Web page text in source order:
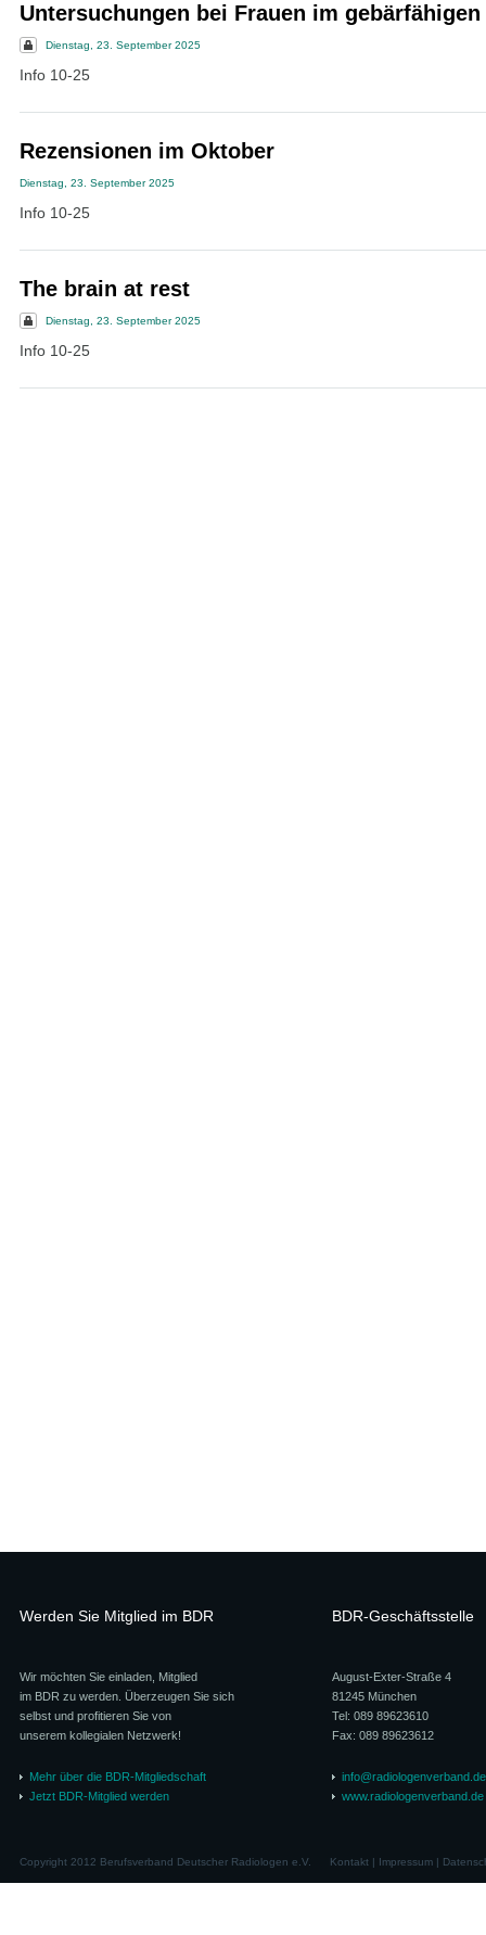
Untersuchungen bei Frauen im
Dienstag, 23. September 2025
Info 10-25
Rezensionen im Oktober
Dienstag, 23. September 2025
Info 10-25
The brain at rest
Dienstag, 23. September 2025
Info 10-25
Werden Sie Mitglied im BDR
Wir möchten Sie einladen, Mitglied
im BDR zu werden. Überzeugen Sie sich
selbst und profitieren Sie von
unserem kollegialen Netzwerk!
Mehr über die BDR-Mitgliedschaft
Jetzt BDR-Mitglied werden
BDR-Geschäftsstelle
August-Exter-Straße 4
81245 München
Tel: 089 89623610
Fax: 089 89623612
info@radiologenverband.de
www.radiologenverband.de
Copyright 2012 Berufsverband Deutscher Radiologen e.V. Kontakt| Impressum|